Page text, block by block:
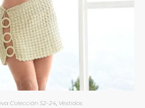
Colección S2-24, Vestidos